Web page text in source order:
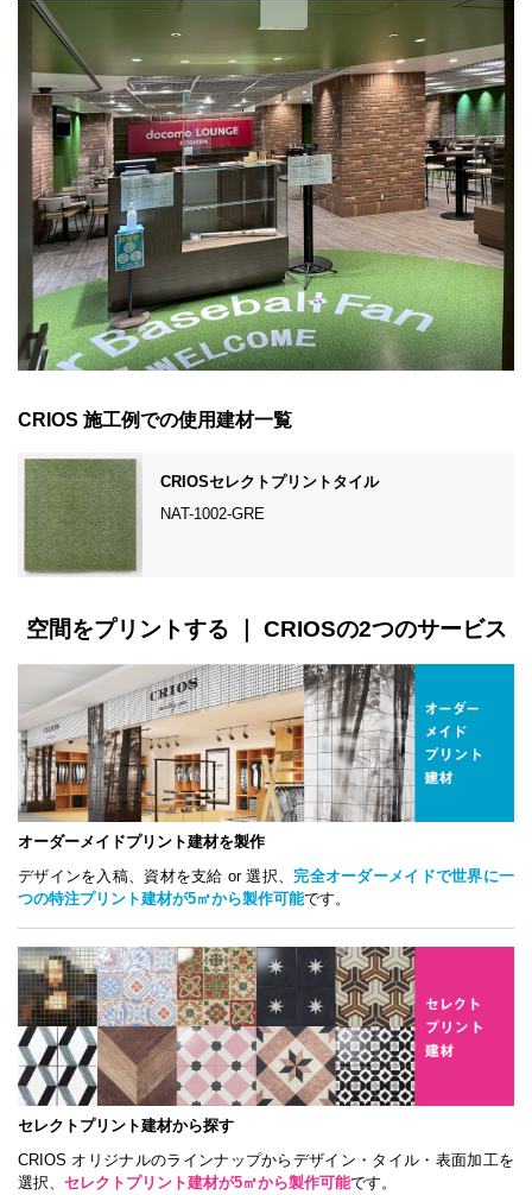
CRIOS 施工例での使用建材一覧
CRIOSセレクトプリントタイル
NAT-1002-GRE
空間をプリントする ｜ CRIOSの2つのサービス
オーダーメイドプリント建材を製作
デザインを入稿、資材を支給 or 選択、完全オーダーメイドで世界に一
つの特注プリント建材が5㎡から製作可能です。
セレクトプリント建材から探す
CRIOS オリジナルのラインナップからデザイン・タイル・表面加工を
選択、 セレクトプリント建材が5㎡から製作可能です。